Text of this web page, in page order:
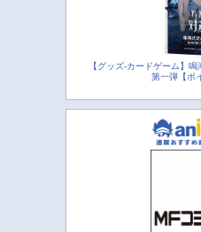
【グッズ-カードゲーム】
第一弾【ポ